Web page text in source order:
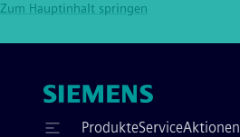
Zum Hauptinhalt springen
ProdukteServiceAktionen